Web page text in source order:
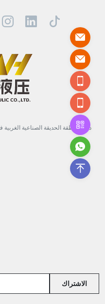
داخل منطقة الحديقة الصناعية
الاشتراك